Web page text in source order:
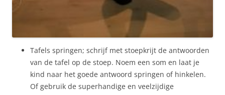
Tafels springen; schrijf met stoepkrijt de antwoorden
van de tafel op de stoep. Noem een som en laat je
kind naar het goede antwoord springen of hinkelen.
Of gebruik de superhandige en veelzijdige